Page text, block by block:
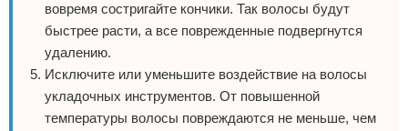
вовремя состригайте кончики. Так волосы будут
быстрее расти, а все поврежденные подвергнутся
удалению.
Исключите или уменьшите воздействие на волосы
укладочных инструментов. От повышенной
температуры волосы повреждаются не меньше, чем